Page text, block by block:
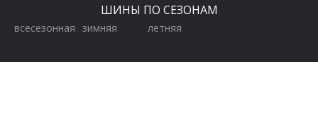
ШИНЫ ПО СЕЗОНАМ
всесезонная зимняя летняя